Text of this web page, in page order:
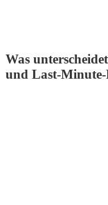
Was
und Last-Minute-